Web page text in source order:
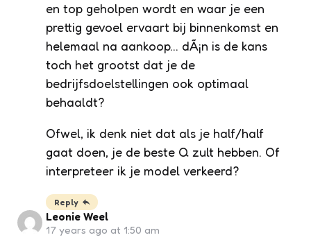
en top geholpen wordt en waar je een
prettig gevoel ervaart bij binnenkomst en
helemaal na aankoop… dÃ¡n is de kans
toch het grootst dat je de
bedrijfsdoelstellingen ook optimaal
behaaldt?
Ofwel, ik denk niet dat als je half/half
gaat doen, je de beste Q zult hebben. Of
interpreteer ik je model verkeerd?
Reply
Leonie Weel
17 years ago at 1:50 am